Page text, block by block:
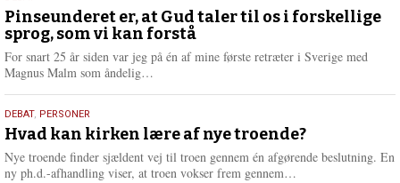
august
2026
Pinseunderet er, at Gud taler til os i forskellige
sprog, som vi kan forstå
For snart 25 år siden var jeg på én af mine første retræter i Sverige med
Magnus Malm som åndelig…
e
r
e
25.
juli
2026
DEBAT, PERSONER
Hvad kan kirken lære af nye troende?
Nye troende finder sjældent vej til troen gennem én afgørende beslutning. En
ny ph.d.-afhandling viser, at troen vokser frem gennem…